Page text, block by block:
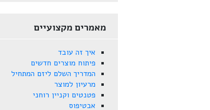
מאמרים מקצועיים
איך זה עובד
פיתוח מוצרים חדשים
המדריך השלם ליזם המתחיל
מרעיון למוצר
פטנטים וקניין רוחני
אבטיפוס